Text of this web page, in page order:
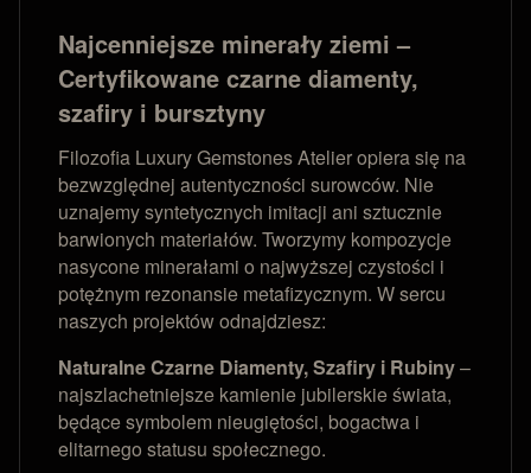
Najcenniejsze minerały ziemi –
Certyfikowane czarne diamenty,
szafiry i bursztyny
Filozofia Luxury Gemstones Atelier opiera się na
bezwzględnej autentyczności surowców. Nie
uznajemy syntetycznych imitacji ani sztucznie
barwionych materiałów. Tworzymy kompozycje
nasycone minerałami o najwyższej czystości i
potężnym rezonansie metafizycznym. W sercu
naszych projektów odnajdziesz:
Naturalne Czarne Diamenty, Szafiry i Rubiny–
najszlachetniejsze kamienie jubilerskie świata,
będące symbolem nieugiętości, bogactwa i
elitarnego statusu społecznego.